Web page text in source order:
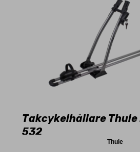
Takcykelhållare Thule
532
Thule